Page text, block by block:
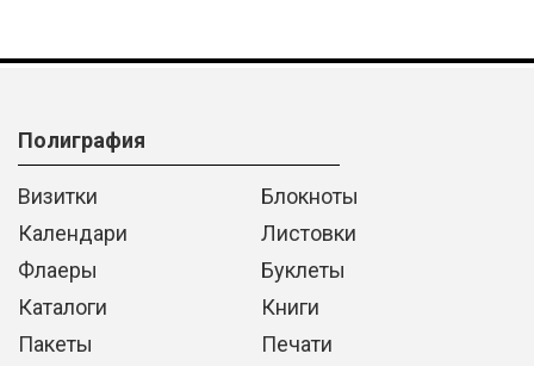
Полиграфия
Визитки
Блокноты
Календари
Листовки
Флаеры
Буклеты
Каталоги
Книги
Пакеты
Печати